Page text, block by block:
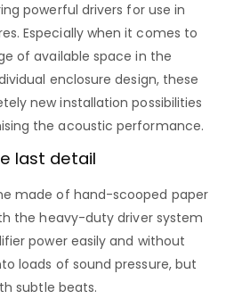
powerful drivers for use in
Especially when it comes to
of available space in the
enclosure design, these
new installation possibilities
the acoustic performance.
last detail
made of hand-scooped paper
the heavy-duty driver system
power easily and without
loads of sound pressure, but
subtle beats.